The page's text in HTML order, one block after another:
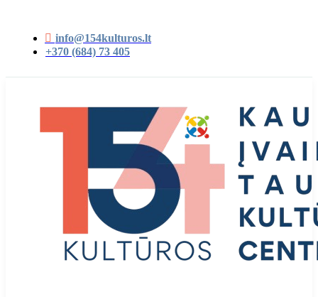
info@154kulturos.lt
+370 (684) 73 405